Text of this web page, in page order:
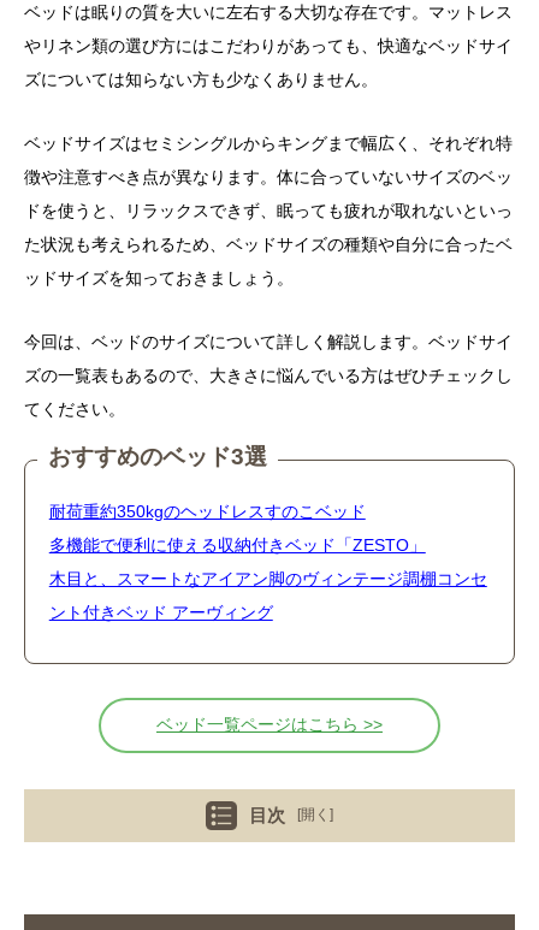
ベッドは眠りの質を大いに左右する大切な存在です。マットレス
やリネン類の選び方にはこだわりがあっても、快適なベッドサイ
ズについては知らない方も少なくありません。
ベッドサイズはセミシングルからキングまで幅広く、それぞれ特
徴や注意すべき点が異なります。体に合っていないサイズのベッ
ドを使うと、リラックスできず、眠っても疲れが取れないといっ
た状況も考えられるため、ベッドサイズの種類や自分に合ったベ
ッドサイズを知っておきましょう。
今回は、ベッドのサイズについて詳しく解説します。ベッドサイ
ズの一覧表もあるので、大きさに悩んでいる方はぜひチェックし
てください。
おすすめのベッド3選
耐荷重約350kgのヘッドレスすのこベッド
多機能で便利に使える収納付きベッド「ZESTO」
木目と、スマートなアイアン脚のヴィンテージ調棚コンセ
ント付きベッド アーヴィング
ベッド一覧ページはこちら >>
目次 [開く]